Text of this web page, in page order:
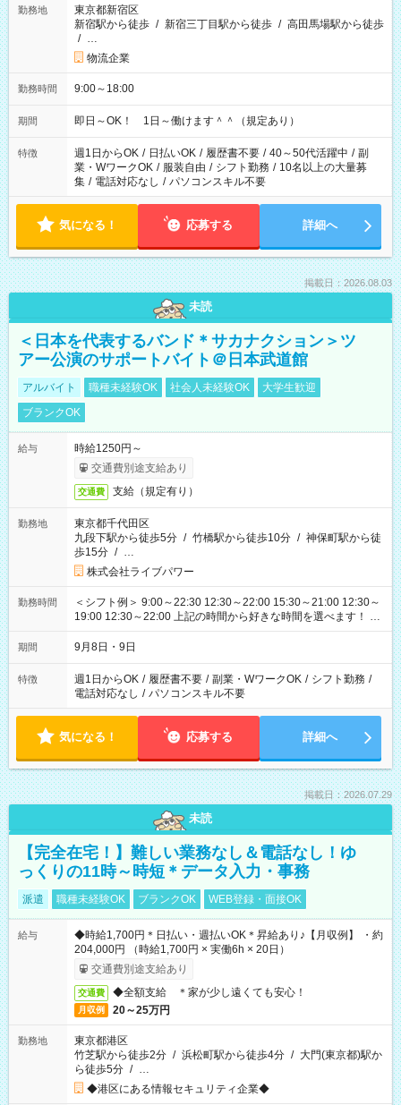
勤務地
東京都新宿区
新宿駅から徒歩 / 新宿三丁目駅から徒歩 / 高田馬場駅から徒歩
/ …
物流企業
勤務時間 9:00～18:00
期間 即日～OK！ 1日～働けます＾＾（規定あり）
特徴 週1日からOK / 日払いOK / 履歴書不要 / 40～50代活躍中 / 副
業・WワークOK / 服装自由 / シフト勤務 / 10名以上の大量募
集 / 電話対応なし / パソコンスキル不要
気になる！ 応募する 詳細へ
掲載日：2026.08.03
未読
＜日本を代表するバンド＊サカナクション＞ツ
アー公演のサポートバイト＠日本武道館
アルバイト 職種未経験OK 社会人未経験OK
大学生歓迎
ブランクOK
給与
時給1250円～
交通費別途支給あり
交通費 支給（規定有り）
勤務地
東京都千代田区
九段下駅から徒歩5分 / 竹橋駅から徒歩10分 / 神保町駅から徒
歩15分 / …
株式会社ライブパワー
勤務時間
＜シフト例＞ 9:00～22:30 12:30～22:00 15:30～21:00 12:30～
19:00 12:30～22:00 上記の時間から好きな時間を選べます！ ※
時間は変更となる可能性があります
期間 9月8日・9日
特徴 週1日からOK / 履歴書不要 / 副業・WワークOK / シフト勤務 /
電話対応なし / パソコンスキル不要
気になる！ 応募する 詳細へ
掲載日：2026.07.29
未読
【完全在宅！】難しい業務なし＆電話なし！ゆ
っくりの11時～時短＊データ入力・事務
派遣 職種未経験OK ブランクOK WEB登録・面接OK
給与
◆時給1,700円＊日払い・週払いOK＊昇給あり♪【月収例】 ・約
204,000円 （時給1,700円 × 実働6h × 20日）
交通費別途支給あり
交通費 ◆全額支給 ＊家が少し遠くても安心！
月収例 20～25万円
勤務地
東京都港区
竹芝駅から徒歩2分 / 浜松町駅から徒歩4分 / 大門(東京都)駅か
ら徒歩5分 / …
◆港区にある情報セキュリティ企業◆